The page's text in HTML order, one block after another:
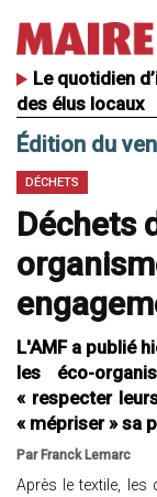
Le quotidien
des élus locaux
Édition du
DÉCHETS
Déchets
L'AMF a publié
les éco-
« respecter
« mépriser » sa
Par Franck Lemarc
Après le textile, les